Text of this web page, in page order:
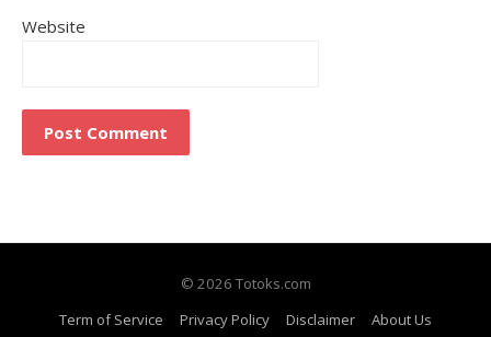
Website
© 2026 Totoks.com
Term of Service
Privacy Policy Disclaimer About Us